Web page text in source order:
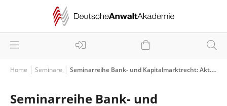
Home Seminare Seminarreihe Bank- und Kapitalmarktrecht: Aktuelle Entwicklungen im Kapitalanlagerecht – 2. Halbjahr
Seminarreihe Bank- und